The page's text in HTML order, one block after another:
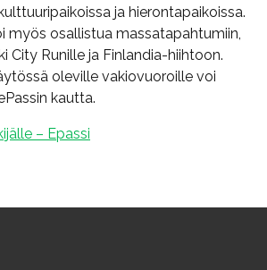
ja hierontapaikoissa.
myös osallistua massatapahtumiin,
City Runille ja Finlandia-hiihtoon.
oleville vakiovuoroille voi
kautta.
– Epassi